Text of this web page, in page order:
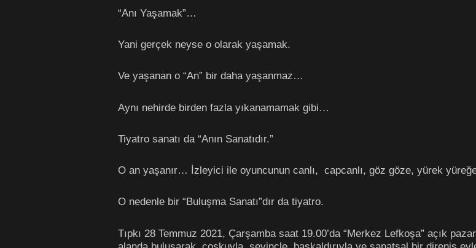
“Anı Yaşamak”…
Yani gerçek neyse o olarak yaşamak.
Ve yaşanan o “An” bir daha yaşanmaz…
Aynı nehirde birden fazla yıkanamamak gibi…
Tiyatro sanatı da “Anın Sanatıdır.”
O an yaşanır… İzleyici ile oyuncunun canlı, capcanlı, göz göze, yürek
O nedenle bir “Buluşma Sanatı”dır da tiyatro.
Tıpkı 28 Temmuz 2021, Çarşamba saat 19.00’da “Merkez Lefkoşa” açık